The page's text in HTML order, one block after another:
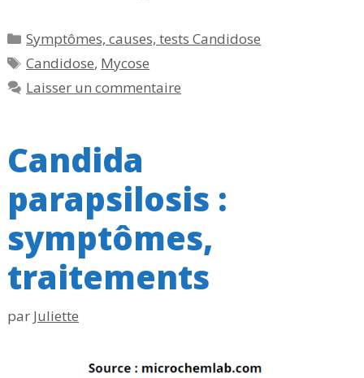
Catégories
Symptômes, causes, tests Candidose
Étiquettes
Candidose, Mycose
Laisser un commentaire
Candida
parapsilosis :
symptômes,
traitements
par Juliette